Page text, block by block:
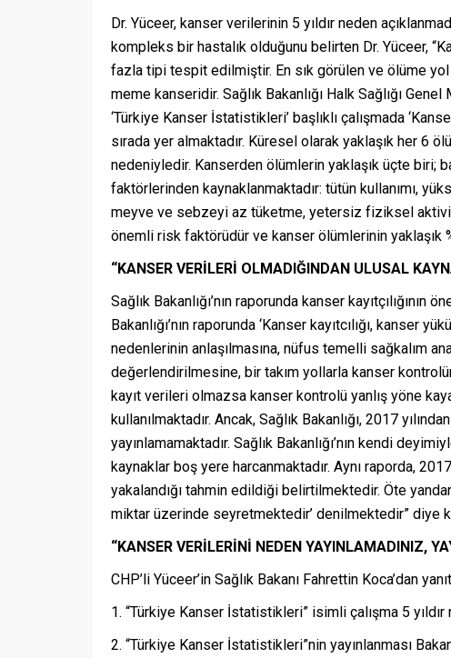
Dr. Yüceer, kanser verilerinin 5 yıldır neden
kompleks bir hastalık olduğunu belirten Dr. Yüceer,
fazla tipi tespit edilmiştir. En sık görülen ve ölüme
meme kanseridir. Sağlık Bakanlığı Halk Sağlığı
‘Türkiye Kanser İstatistikleri’ başlıklı çalışmada
sırada yer almaktadır. Küresel olarak yaklaşık her 6
nedeniyledir. Kanserden ölümlerin yaklaşık üçte biri;
faktörlerinden kaynaklanmaktadır: tütün kullanımı,
meyve ve sebzeyi az tüketme, yetersiz fiziksel
önemli risk faktörüdür ve kanser ölümlerinin yaklaşık
“KANSER VERİLERİ OLMADIĞINDAN ULUSAL
Sağlık Bakanlığı’nın raporunda kanser kayıtçılığının
Bakanlığı’nın raporunda ‘Kanser kayıtcılığı, kanser
nedenlerinin anlaşılmasına, nüfus temelli sağkalım
değerlendirilmesine, bir takım yollarla kanser
kayıt verileri olmazsa kanser kontrolü yanlış yöne
kullanılmaktadır. Ancak, Sağlık Bakanlığı, 2017
yayınlamamaktadır. Sağlık Bakanlığı’nın kendi
kaynaklar boş yere harcanmaktadır. Aynı raporda,
yakalandığı tahmin edildiği belirtilmektedir. Öte
miktar üzerinde seyretmektedir’ denilmektedir” diye
“KANSER VERİLERİNİ NEDEN YAYINLAMADINIZ,
CHP’li Yüceer’in Sağlık Bakanı Fahrettin Koca’dan
“Türkiye Kanser İstatistikleri” isimli çalışma 5 yıldır
“Türkiye Kanser İstatistikleri”nin yayınlanması